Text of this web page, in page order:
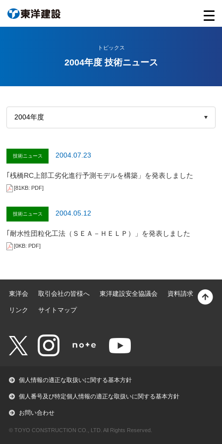
トピックス
2004年度 技術ニュース
技術ニュース 2004.07.23
｢桟橋RC上部工劣化進行予測モデルを構築」を発表しました
[81KB: PDF]
技術ニュース 2004.05.12
｢耐水性団粒化工法（ＳＥＡ－ＨＥＬＰ）」を発表しました
[0KB: PDF]
東洋会 取引会社の皆様へ 東洋建設安全協議会 資料請求
リンク サイトマップ
個人情報の適正な取扱いに関する基本方針
個人番号及び特定個人情報の適正な取扱いに関する基本方針
お問い合わせ
© TOYO CONSTRUCTION CO., LTD. All Rights Reserved.